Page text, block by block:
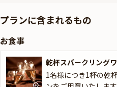
上のご予約で個室を確約。ご家族や
人生の節目を華やかに彩る祝宴の
プランに含まれるもの
お食事
乾杯スパークリング
1名様につき1杯の乾